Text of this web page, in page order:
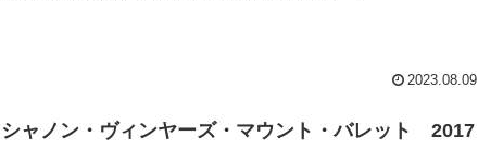
2023.08.09
シャノン・ヴィンヤーズ・マウント・バレット 2017